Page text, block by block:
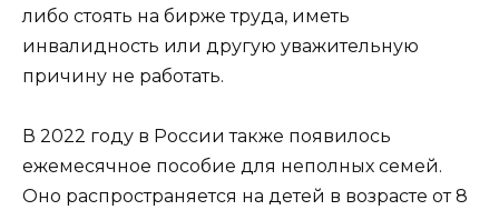
либо стоять на бирже труда, иметь
инвалидность или другую уважительную
причину не работать.
В 2022 году в России также появилось
ежемесячное пособие для неполных семей.
Оно распространяется на детей в возрасте от 8